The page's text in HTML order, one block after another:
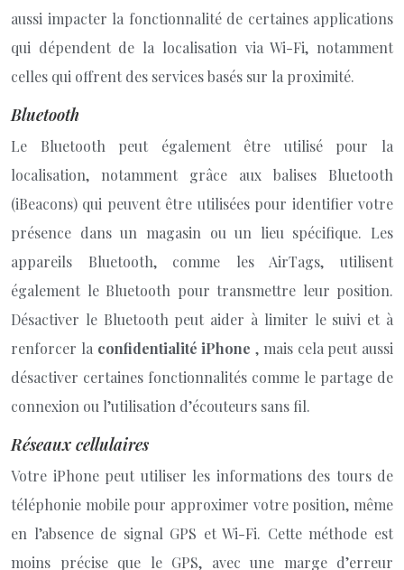
aussi impacter la fonctionnalité de certaines applications
qui dépendent de la localisation via Wi-Fi, notamment
celles qui offrent des services basés sur la proximité.
Bluetooth
Le Bluetooth peut également être utilisé pour la
localisation, notamment grâce aux balises Bluetooth
(iBeacons) qui peuvent être utilisées pour identifier votre
présence dans un magasin ou un lieu spécifique. Les
appareils Bluetooth, comme les AirTags, utilisent
également le Bluetooth pour transmettre leur position.
Désactiver le Bluetooth peut aider à limiter le suivi et à
renforcer la confidentialité iPhone , mais cela peut aussi
désactiver certaines fonctionnalités comme le partage de
connexion ou l’utilisation d’écouteurs sans fil.
Réseaux cellulaires
Votre iPhone peut utiliser les informations des tours de
téléphonie mobile pour approximer votre position, même
en l’absence de signal GPS et Wi-Fi. Cette méthode est
moins précise que le GPS, avec une marge d’erreur